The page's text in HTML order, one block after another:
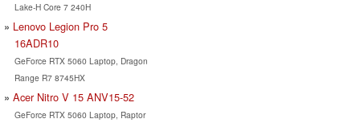
Lake-H Core 7 240H
Lenovo Legion Pro 5
16ADR10
GeForce RTX 5060 Laptop, Dragon
Range R7 8745HX
Acer Nitro V 15 ANV15-52
GeForce RTX 5060 Laptop, Raptor